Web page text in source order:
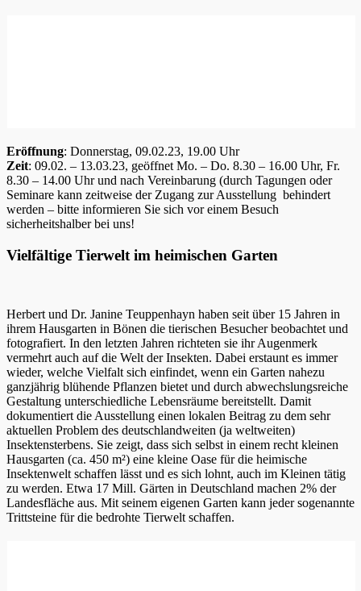
Eröffnung: Donnerstag, 09.02.23, 19.00 Uhr
Zeit: 09.02. – 13.03.23, geöffnet Mo. – Do. 8.30 – 16.00 Uhr, Fr.
8.30 – 14.00 Uhr und nach Vereinbarung (durch Tagungen oder
Seminare kann zeitweise der Zugang zur Ausstellung behindert
werden – bitte informieren Sie sich vor einem Besuch
sicherheitshalber bei uns!
Vielfältige Tierwelt im heimischen Garten
Herbert und Dr. Janine Teuppenhayn haben seit über 15 Jahren in
ihrem Hausgarten in Bönen die tierischen Besucher beobachtet und
fotografiert. In den letzten Jahren richteten sie ihr Augenmerk
vermehrt auch auf die Welt der Insekten. Dabei erstaunt es immer
wieder, welche Vielfalt sich einfindet, wenn ein Garten nahezu
ganzjährig blühende Pflanzen bietet und durch abwechslungsreiche
Gestaltung unterschiedliche Lebensräume bereitstellt. Damit
dokumentiert die Ausstellung einen lokalen Beitrag zu dem sehr
aktuellen Problem des deutschlandweiten (ja weltweiten)
Insektensterbens. Sie zeigt, dass sich selbst in einem recht kleinen
Hausgarten (ca. 450 m²) eine kleine Oase für die heimische
Insektenwelt schaffen lässt und es sich lohnt, auch im Kleinen tätig
zu werden. Etwa 17 Mill. Gärten in Deutschland machen 2% der
Landesfläche aus. Mit seinem eigenen Garten kann jeder sogenannte
Trittsteine für die bedrohte Tierwelt schaffen.